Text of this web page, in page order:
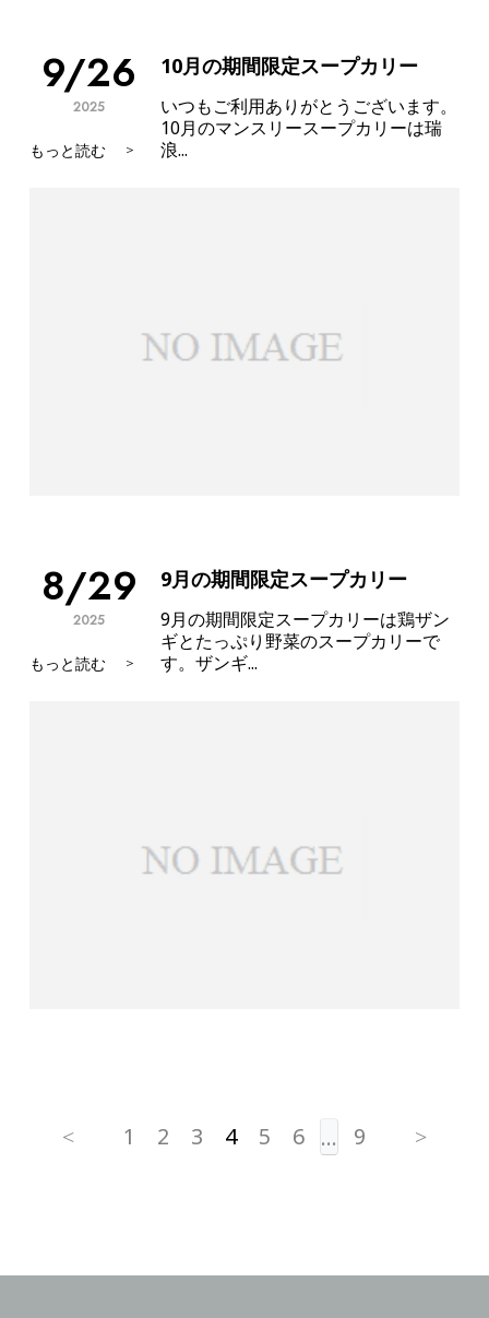
9/26
2025
10月の期間限定スープカリー
いつもご利用ありがとうございます。
10月のマンスリースープカリーは瑞
浪...
もっと読む
8/29
2025
9月の期間限定スープカリー
9月の期間限定スープカリーは鶏ザン
ギとたっぷり野菜のスープカリーで
す。⁡ザンギ...
もっと読む
1 2 3 4 5 6 … 9